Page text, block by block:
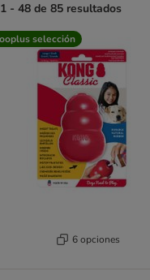
1 - 48 de 85 resultados
product items have been
selección
6 opciones